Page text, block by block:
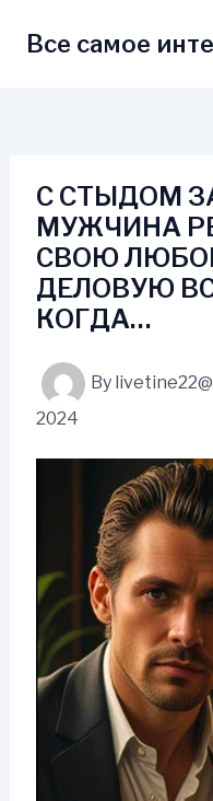
Все самое
С СТЫДОМ
МУЖЧИНА
СВОЮ
ДЕЛОВУЮ
КОГДА…
By
2024